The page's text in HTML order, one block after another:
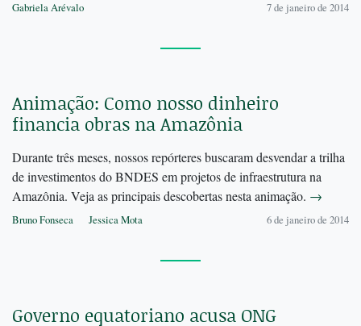
Gabriela Arévalo 7 de janeiro de 2014
Animação: Como nosso dinheiro
financia obras na Amazônia
Durante três meses, nossos repórteres buscaram desvendar a trilha
de investimentos do BNDES em projetos de infraestrutura na
Amazônia. Veja as principais descobertas nesta animação. →
Bruno Fonseca Jessica Mota 6 de janeiro de 2014
Governo equatoriano acusa ONG